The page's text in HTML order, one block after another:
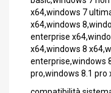
x64,windows 7
x64,windows
enterprise
x64,windows 8
enterprise,windows
pro,windows 8.1 pro